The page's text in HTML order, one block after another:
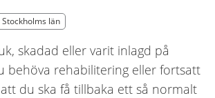
län
län
skadad eller varit inlagd på
behöva rehabilitering eller fortsatt
du ska få tillbaka ett så normalt